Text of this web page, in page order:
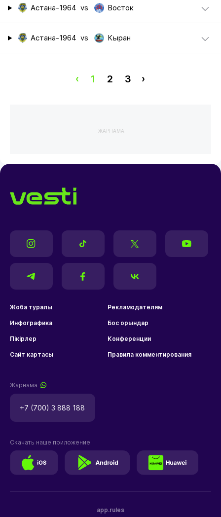
Астана-1964 vs Восток
Астана-1964 vs Кыран
‹ 1 2 3 ›
ЖАРНАМА
Жоба туралы Рекламодателям
Инфографика Бос орындар
Пікірлер Конференции
Сайт картасы Правила комментирования
Жарнама
+7 (700) 3 888 188
app.rules
Скачать наше приложение